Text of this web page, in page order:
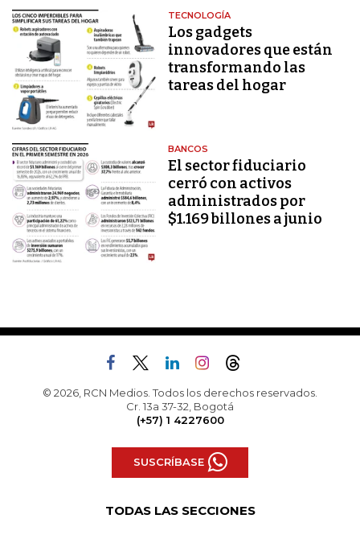
TECNOLOGÍA
Los gadgets
innovadores que están
transformando las
tareas del hogar
BANCOS
El sector fiduciario
cerró con activos
administrados por
$1.169 billones a junio
© 2026, RCN Medios. Todos los derechos reservados.
Cr. 13a 37-32, Bogotá
(+57) 1 4227600
SUSCRÍBASE
TODAS LAS SECCIONES